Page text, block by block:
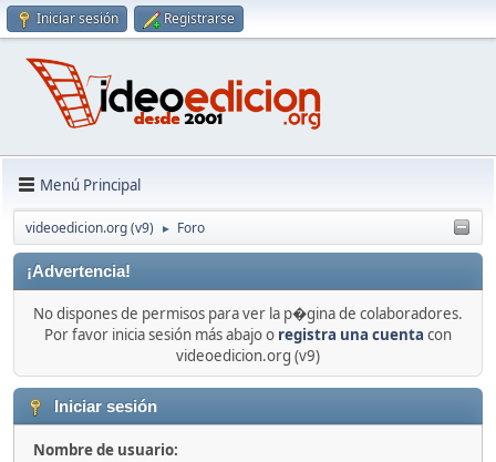
Iniciar sesión Registrarse
Menú Principal
videoedicion.org (v9) ► Foro
¡Advertencia!
No dispones de permisos para ver la p�gina de colaboradores.
Por favor inicia sesión más abajo o registra una cuenta con
videoedicion.org (v9)
Iniciar sesión
Nombre de usuario: